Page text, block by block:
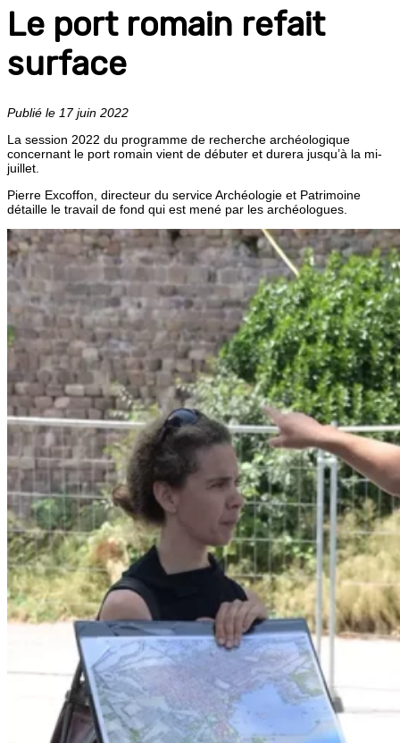
Le port romain refait
surface
Publié le 17 juin 2022
La session 2022 du programme de recherche archéologique
concernant le port romain vient de débuter et durera jusqu’à la mi-
juillet.
Pierre Excoffon, directeur du service Archéologie et Patrimoine
détaille le travail de fond qui est mené par les archéologues.